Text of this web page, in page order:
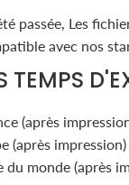
passée, Les
avec nos
TEMPS
(après
(après impression)
monde (après